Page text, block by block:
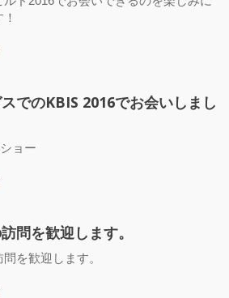
でのKBIS 2016でお会いしまし
ョー
問を歓迎します。
を歓迎します。